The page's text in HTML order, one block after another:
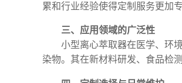
累和行业经验使得定制服务更加
三、应用领域的广泛性
小型离心萃取器在医学、环
染物。其在新材料研发、食品检